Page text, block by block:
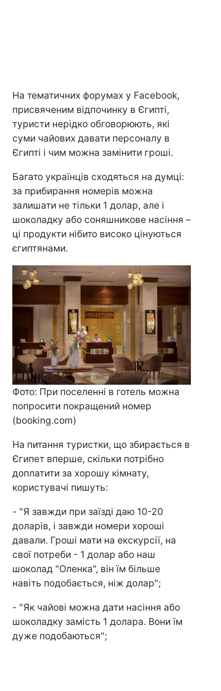
На тематичних форумах у Facebook,
присвяченим відпочинку в Єгипті,
туристи нерідко обговорюють, які
суми чайових давати персоналу в
Єгипті і чим можна замінити гроші.
Багато українців сходяться на думці:
за прибирання номерів можна
залишати не тільки 1 долар, але і
шоколадку або соняшникове насіння –
ці продукти нібито високо цінуються
єгиптянами.
Фото: При поселенні в готель можна
попросити покращений номер
(booking.com)
На питання туристки, що збирається в
Єгипет вперше, скільки потрібно
доплатити за хорошу кімнату,
користувачі пишуть:
- "Я завжди при заїзді даю 10-20
доларів, і завжди номери хороші
давали. Гроші мати на екскурсії, на
свої потреби - 1 долар або наш
шоколад "Оленка", він їм більше
навіть подобається, ніж долар";
- "Як чайові можна дати насіння або
шоколадку замість 1 долара. Вони їм
дуже подобаються";